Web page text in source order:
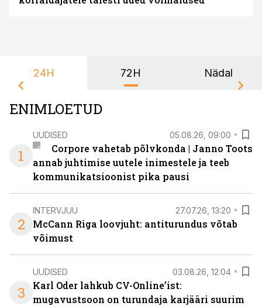
24H 72H Nädal
ENIMLOETUD
1
UUDISED 05.08.26, 09:00
Corpore vahetab põlvkonda | Janno Toots
annab juhtimise uutele inimestele ja teeb
kommunikatsioonist pika pausi
2
INTERVJUU 27.07.26, 13:20
McCann Riga loovjuht: antiturundus võtab
võimust
3
UUDISED 03.08.26, 12:04
Karl Oder lahkub CV-Online’ist:
mugavustsoon on turundaja karjääri suurim